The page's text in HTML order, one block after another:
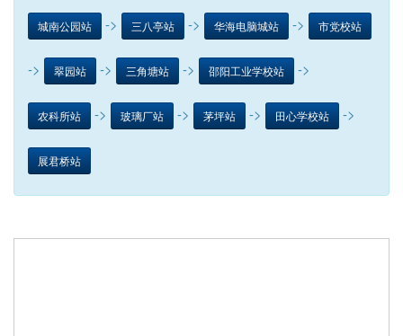
城南公园站 -> 三八亭站 -> 华海电脑城站 -> 市党校站
-> 翠园站 -> 三角塘站 -> 邵阳工业学校站 ->
农科所站 -> 玻璃厂站 -> 茅坪站 -> 田心学校站 ->
展君桥站